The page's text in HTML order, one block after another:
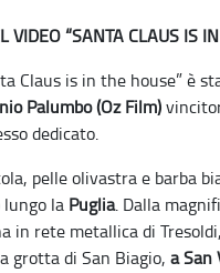
VIDEO “SANTA CLAUS IS
Claus is in the house” è
Palumbo (Oz Film)
dedicato.
pelle olivastra e barba
la Puglia. Dalla
in rete metallica di
grotta di San Biagio, a San